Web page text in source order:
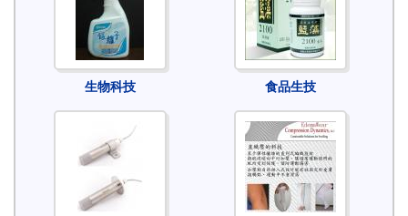
生物科技 食品生技